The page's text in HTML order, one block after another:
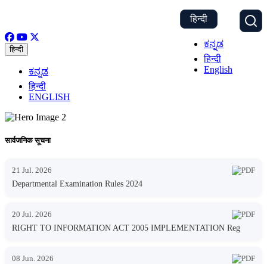
हिन्दी
ಕನ್ನಡ
हिन्दी
English
हिन्दी
ಕನ್ನಡ
हिन्दी
ENGLISH
सार्वजनिक सूचना
21 Jul. 2026
Departmental Examination Rules 2024
20 Jul. 2026
RIGHT TO INFORMATION ACT 2005 IMPLEMENTATION Reg
08 Jun. 2026